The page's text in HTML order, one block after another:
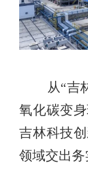
从“吉林
氧化碳变
吉林科技
领域交出务